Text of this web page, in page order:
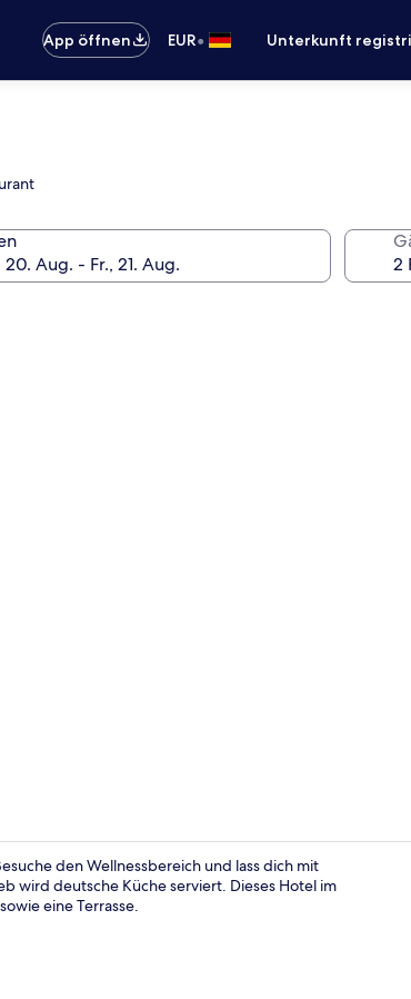
App öffnen
EUR• Unterkunft
den Wellnessbereich und lass dich mit
wird deutsche Küche serviert. Dieses Hotel im
eine Terrasse.